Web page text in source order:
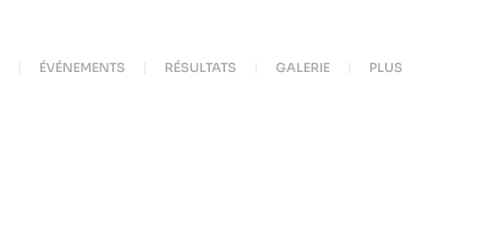
ÉVÉNEMENTS RÉSULTATS GALERIE PLUS